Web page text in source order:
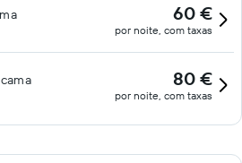
60 €
por noite, com taxas
80 €
por noite, com taxas